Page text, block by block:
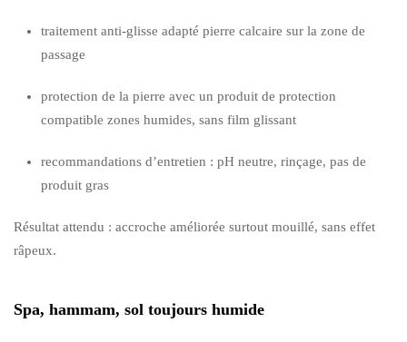
traitement anti-glisse adapté pierre calcaire sur la zone de
passage
protection de la pierre avec un produit de protection
compatible zones humides, sans film glissant
recommandations d’entretien : pH neutre, rinçage, pas de
produit gras
Résultat attendu : accroche améliorée surtout mouillé, sans effet
râpeux.
Spa, hammam, sol toujours humide